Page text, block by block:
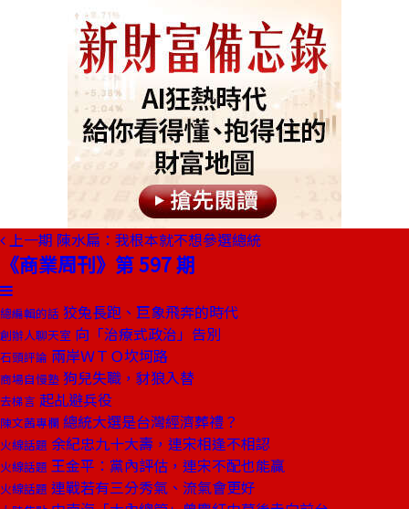
上一期 陳水扁：我根本就不想參選總統
《商業周刊》第 597 期
總編輯的話 狡兔長跑、巨象飛奔的時代
創辦人聊天室 向「治療式政治」告別
石頭評論 兩岸ＷＴＯ坎坷路
商場自慢塾 狗兒失職，豺狼入替
去梯言 起乩避兵役
陳文茜專欄 總統大選是台灣經濟葬禮？
火線話題 余紀忠九十大壽，連宋相逢不相認
火線話題 王金平：黨內評估，連宋不配也能贏
火線話題 連戰若有三分秀氣、流氣會更好